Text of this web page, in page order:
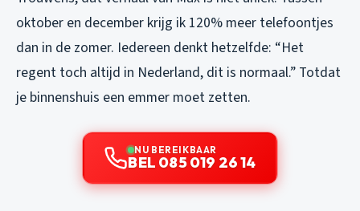
oktober en december krijg ik 120% meer telefoontjes
dan in de zomer. Iedereen denkt hetzelfde: “Het
regent toch altijd in Nederland, dit is normaal.” Totdat
je binnenshuis een emmer moet zetten.
NU BEREIKBAAR
BEL 085 019 26 14